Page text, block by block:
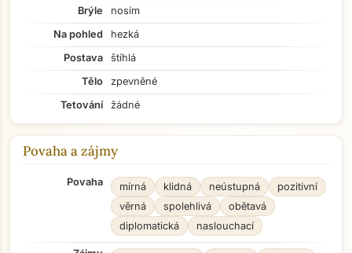
Brýle
nosím
Na pohled
hezká
Postava
štíhlá
Tělo
zpevněné
Tetování
žádné
Povaha a zájmy
Povaha mírná klidná neústupná
pozitivní
věrná
spolehlivá
obětavá
diplomatická
naslouchací